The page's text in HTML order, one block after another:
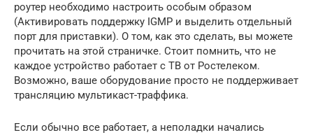
роутер необходимо настроить особым образом
(Активировать поддержку IGMP и выделить отдельный
порт для приставки). О том, как это сделать, вы можете
прочитать на этой страничке. Стоит помнить, что не
каждое устройство работает с ТВ от Ростелеком.
Возможно, ваше оборудование просто не поддерживает
трансляцию мультикаст-траффика.
Если обычно все работает, а неполадки начались